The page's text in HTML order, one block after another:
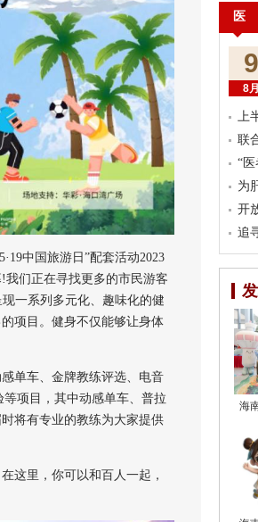
中国旅游日”配套活动2023
们正在寻找更多的市民游客
一系列多元化、趣味化的健
项目。健身不仅能够让身体
单车、金牌教练评选、电音
项目，其中动感单车、普拉
将有专业的教练为大家提供
里，你可以和百人一起，
医
9
8
上
联
“
为
开
追
海